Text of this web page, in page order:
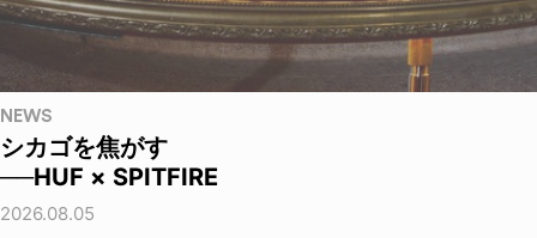
NEWS
シカゴを焦がす
──HUF × SPITFIRE
2026.08.05